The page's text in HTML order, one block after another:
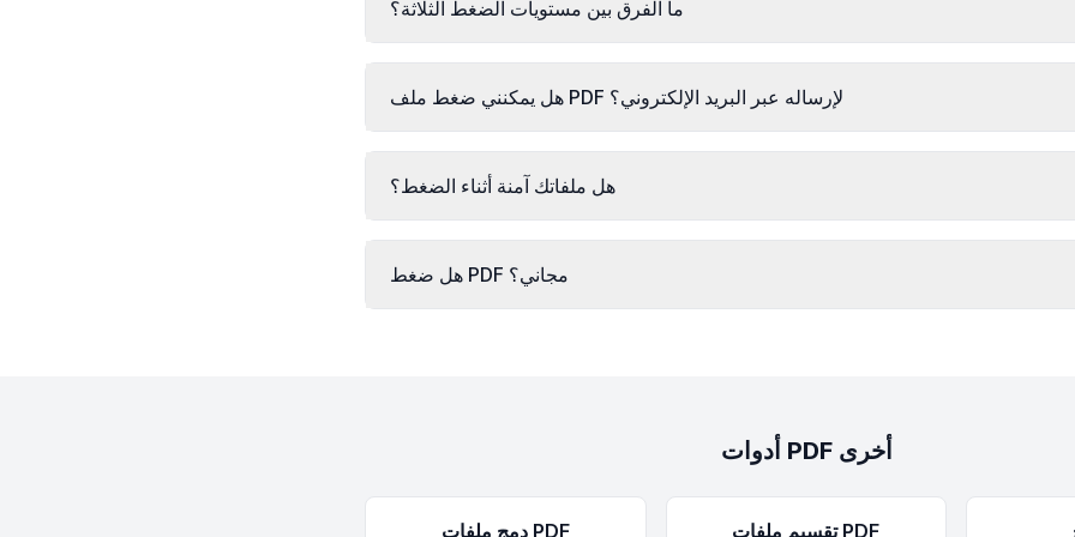
ما الفرق بين مستويات الضغط الثلاثة؟
هل يمكنني ضغط ملف PDF لإرساله عبر البريد الإلكتروني؟
هل ملفاتك آمنة أثناء الضغط؟
هل ضغط PDF مجاني؟
أدوات PDF أخرى
دمج ملفات PDF تقسيم ملفات PDF